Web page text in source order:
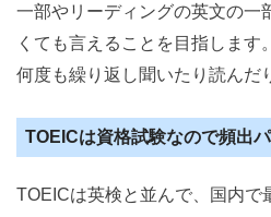
一部やリーディングの英文の一
くても言えることを目指します
何度も繰り返し聞いたり読んだ
TOEICは資格試験なので頻出
TOEICは英検と並んで、国内で